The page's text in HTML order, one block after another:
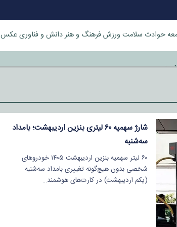
حوادث سلامت ورزشفرهنگ و هنردانش و فناوری عکس
‌شارژ سهمیه ۶۰ لیتری بنزین اردیبهشت؛ بامداد
سه‌شنبه
۶۰ لیتر سهمیه بنزین اردیبهشت ۱۴۰۵ خودروهای
شخصی بدون هیچ‌گونه تغییری بامداد سه‌شنبه
(یکم اردیبهشت) در کارت‌های هوشمند…